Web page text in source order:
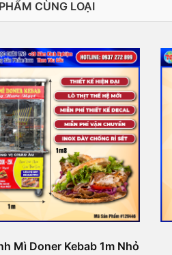
CÙNG LOẠI
Mì Doner Kebab 1m Nhỏ